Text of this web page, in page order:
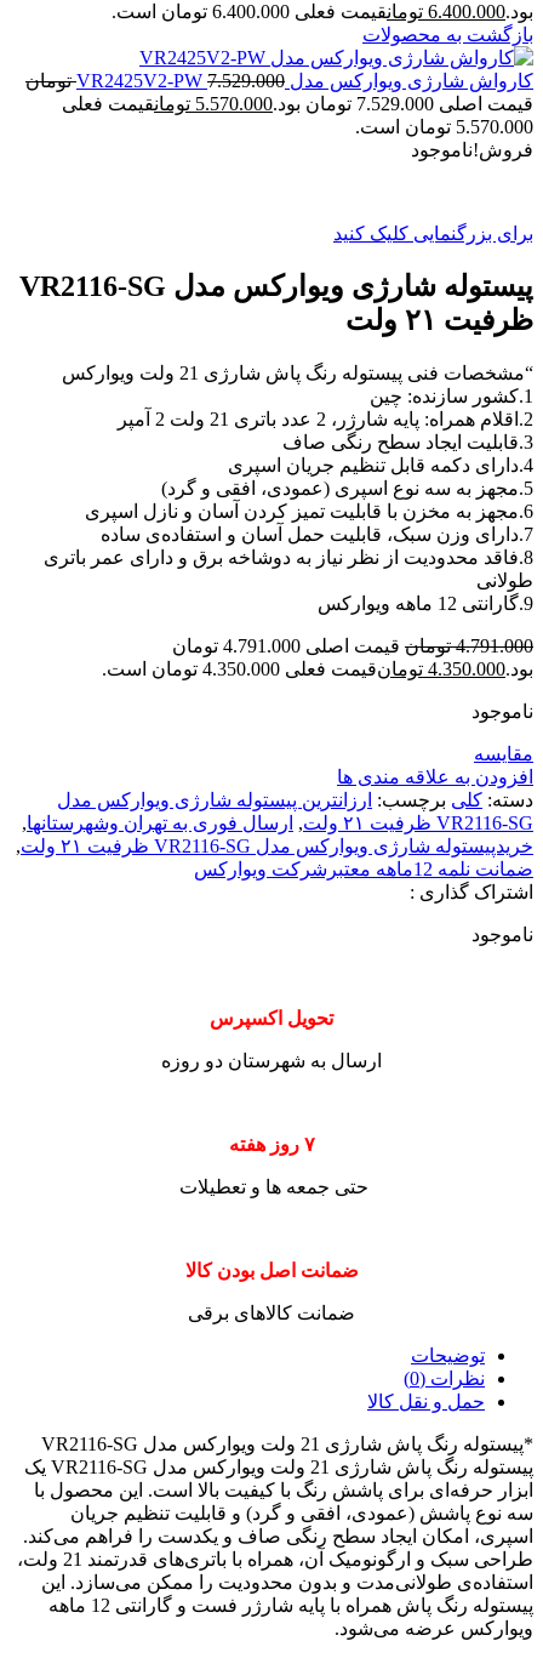
بود.6.400.000 تومانقیمت فعلی 6.400.000 تومان است.
بازگشت به محصولات
کارواش شارژی ویوارکس مدل VR2425V2-PW 7.529.000
تومان
قیمت اصلی 7.529.000 تومان بود.
5.570.000 تومانقیمت فعلی
5.570.000 تومان است.
فروش!ناموجود
برای بزرگنمایی کلیک کنید
پیستوله شارژی ویوارکس مدل VR2116-SG
ظرفیت ۲۱ ولت
“مشخصات فنی پیستوله رنگ پاش شارژی 21 ولت ویوارکس
1.کشور سازنده: چین
2.اقلام همراه: پایه شارژر، 2 عدد باتری 21 ولت 2 آمپر
3.قابلیت ایجاد سطح رنگی صاف
4.دارای دکمه قابل تنظیم جریان اسپری
5.مجهز به سه نوع اسپری (عمودی، افقی و گرد)
6.مجهز به مخزن با قابلیت تمیز کردن آسان و نازل اسپری
7.دارای وزن سبک، قابلیت حمل آسان و استفاده‌ی ساده
8.فاقد محدودیت از نظر نیاز به دوشاخه برق و دارای عمر باتری
طولانی
9.گارانتی 12 ماهه ویوارکس
4.791.000 تومان
قیمت اصلی 4.791.000 تومان
بود.4.350.000 تومانقیمت فعلی 4.350.000 تومان است.
ناموجود
مقایسه
افزودن به علاقه مندی ها
دسته: کلی برچسب: ارزانترین پیستوله شارژی ویوارکس مدل
VR2116-SG ظرفیت ۲۱ ولت
, ارسال فوری به تهران وشهرستانها,
خریدپیستوله شارژی ویوارکس مدل VR2116-SG ظرفیت ۲۱ ولت
,
ضمانت نلمه 12ماهه معتبرشرکت ویوارکس
اشتراک گذاری :
ناموجود
تحویل اکسپرس
ارسال به شهرستان دو روزه
۷ روز هفته
حتی جمعه ها و تعطیلات
ضمانت اصل بودن کالا
ضمانت کالاهای برقی
توضیحات
نظرات (0)
حمل و نقل کالا
*پیستوله رنگ پاش شارژی 21 ولت ویوارکس مدل VR2116-SG
پیستوله رنگ پاش شارژی 21 ولت ویوارکس مدل VR2116-SG یک
ابزار حرفه‌ای برای پاشش رنگ با کیفیت بالا است. این محصول با
سه نوع پاشش (عمودی، افقی و گرد) و قابلیت تنظیم جریان
اسپری، امکان ایجاد سطح رنگی صاف و یکدست را فراهم می‌کند.
طراحی سبک و ارگونومیک آن، همراه با باتری‌های قدرتمند 21 ولت،
استفاده‌ی طولانی‌مدت و بدون محدودیت را ممکن می‌سازد. این
پیستوله رنگ پاش همراه با پایه شارژر فست و گارانتی 12 ماهه
ویوارکس عرضه می‌شود.